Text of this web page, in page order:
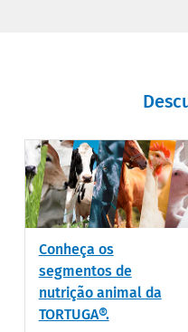
Conheça os
segmentos de
nutrição animal da
TORTUGA®.